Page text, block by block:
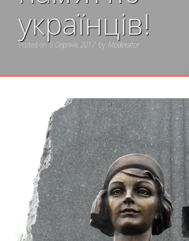
українців!
Posted on5 Серпня, 2017 by Moderator